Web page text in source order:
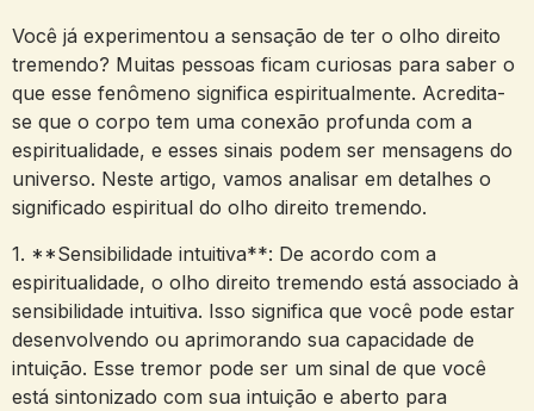
Você já experimentou ⁢a sensação⁢ de⁢ ter o olho ‌direito
‍tremendo? Muitas pessoas ficam curiosas para saber o
que esse fenômeno⁤ significa‍ espiritualmente. Acredita-
se que⁣ o corpo tem uma conexão profunda com a⁤
espiritualidade, e ⁤esses sinais ‍podem ser mensagens⁣ do
universo.⁢ Neste ‌artigo, vamos analisar em detalhes o
significado espiritual ‌do ⁤olho‍ direito tremendo.
1.⁣ **Sensibilidade intuitiva**: De⁤ acordo com​ a
espiritualidade,​ o ‍olho⁢ direito tremendo está‍ associado à
sensibilidade‌ intuitiva. Isso significa ​que você pode estar
desenvolvendo ou⁤ aprimorando sua capacidade⁣ de
intuição. Esse tremor pode ser um sinal de​ que você
está sintonizado com⁣ sua⁢ intuição e aberto para